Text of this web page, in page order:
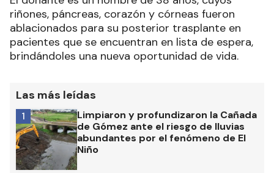
riñones, páncreas, corazón y córneas fueron
ablacionados para su posterior trasplante en
pacientes que se encuentran en lista de espera,
brindándoles una nueva oportunidad de vida.
Las más leídas
Limpiaron y profundizaron la Cañada
de Gómez ante el riesgo de lluvias
abundantes por el fenómeno de El
Niño
1